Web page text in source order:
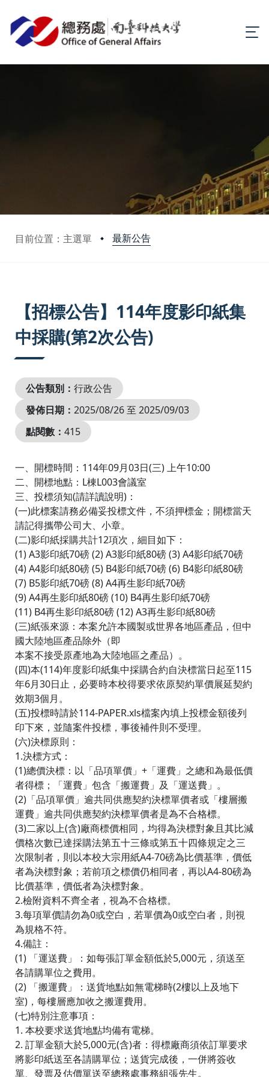
目前位置：主選單 最新公告
【招標公告】114年度影印紙集
中採購(第2次公告)
公告類別： 行政公告
發佈日期： 2025/08/26 至 2025/09/03
點閱數： 415
一、開標時間：114年09月03日(三) 上午10:00
二、開標地點：L棟L003會議室
三、投標須知(請詳讀說明)：
(一)此標案請務必備妥投標文件，不須押標金；開標當天
請記得攜帶公司大、小章。
(二)影印紙採購共計12項次，細目如下：
(1) A3影印紙70磅 (2) A3影印紙80磅 (3) A4影印紙70磅
(4) A4影印紙80磅 (5) B4影印紙70磅 (6) B4影印紙80磅
(7) B5影印紙70磅 (8) A4再生影印紙70磅
(9) A4再生影印紙80磅 (10) B4再生影印紙70磅
(11) B4再生影印紙80磅 (12) A3再生影印紙80磅
(三)紙張來源：本案允許本國製或世界各地區產品，但中
國大陸地區產品除外（即
本案不接受原產地為大陸地區之產品）。
(四)本(114)年度影印紙集中採購合約自決標當日起至115
年6月30日止，必要時本校得要求依原契約單價展延契約
效期3個月。
(五)投標時請於114-PAPER.xls檔案內填上投標金額後列
印下來，並隨案件投標，事後補件則不受理。
(六)決標原則：
1.決標方式：
(1)總價決標：以「品項單價」+「運費」之總和為最低價
者得標；「運費」包含「搬運費」及「運送費」。
(2)「品項單價」逾共同供應契約決標單價者或「樓層搬
運費」逾共同供應契約決標單價者是為不合格標。
(3)二家以上(含)廠商標價相同，均得為決標對象且其比減
價格次數已達採購法第五十三條或第五十四條規定之三
次限制者，則以本校大宗用紙A4-70磅為比價基準，價低
者為決標對象；若前項之標價仍相同者，再以A4-80磅為
比價基準，價低者為決標對象。
2.檢附資料不齊全者，視為不合格標。
3.每項單價請勿為0或空白，若單價為0或空白者，則視
為規格不符。
4.備註：
(1) 「運送費」：如每張訂單金額低於5,000元，須送至
各請購單位之費用。
(2) 「搬運費」：送貨地點如無電梯時(2樓以上及地下
室)，每樓層應加收之搬運費用。
(七)特別注意事項：
1. 本校要求送貨地點均備有電梯。
2. 訂單金額大於5,000元(含)者：得標廠商須依訂單要求
將影印紙送至各請購單位；送貨完成後，一併將簽收
單、發票及估價單送至總務處事務組張先生。